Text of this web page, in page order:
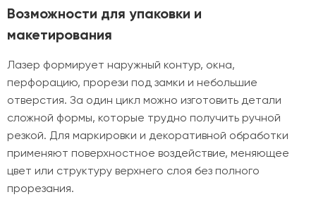
Возможности для упаковки и
макетирования
Лазер формирует наружный контур, окна,
перфорацию, прорези под замки и небольшие
отверстия. За один цикл можно изготовить детали
сложной формы, которые трудно получить ручной
резкой. Для маркировки и декоративной обработки
применяют поверхностное воздействие, меняющее
цвет или структуру верхнего слоя без полного
прорезания.